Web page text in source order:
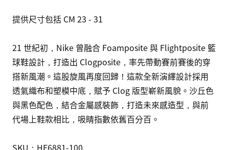
提供尺寸包括 CM 23 - 31
21 世紀初，Nike 曾融合 Foamposite 與 Flightposite 籃
球鞋設計，打造出 Clogposite，率先帶動賽前賽後的穿
搭新風潮。這股旋風再度回歸！這款全新演繹設計採用
透氣織布和塑模中底，賦予 Clog 版型嶄新風貌。沙丘色
與黑色配色，結合金屬感裝飾，打造未來感造型，與前
代場上鞋款相比，吸睛指數依舊百分百。
SKU：HF6881-100